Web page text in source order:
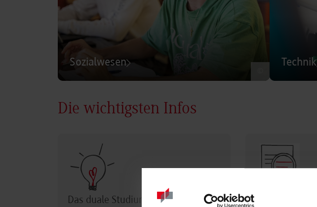
Sozialwesen Technik
Die wichtigsten Infos
Das duale Studium im Überblick